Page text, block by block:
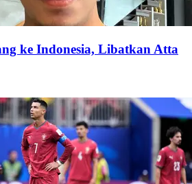
ke Indonesia, Libatkan Atta